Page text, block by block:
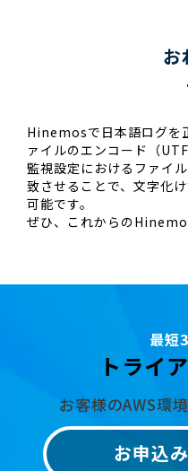
お
Hinemosで日本語ログを
ァイルのエンコード（
監視設定におけるファイ
致させることで、文字化
可能です。
ぜひ、これからの
最短
トライ
お客様のAWS環
お申込